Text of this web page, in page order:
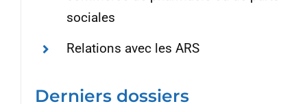
sociales
Relations avec les ARS
Derniers dossiers